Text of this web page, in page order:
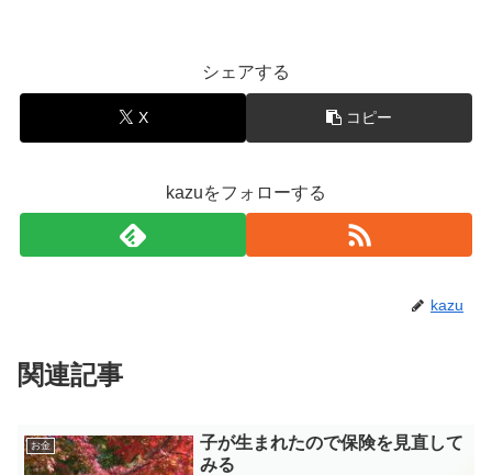
シェアする
X コピー
kazuをフォローする
kazu
関連記事
お金
子が生まれたので保険を見直して
みる